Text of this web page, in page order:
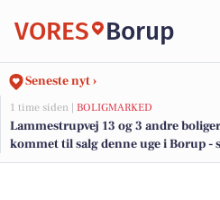
VORES Borup
Seneste nyt ›
1 time siden | BOLIGMARKED
Lammestrupvej 13 og 3 andre
kommet til salg denne uge i Borup -
boligerne her.